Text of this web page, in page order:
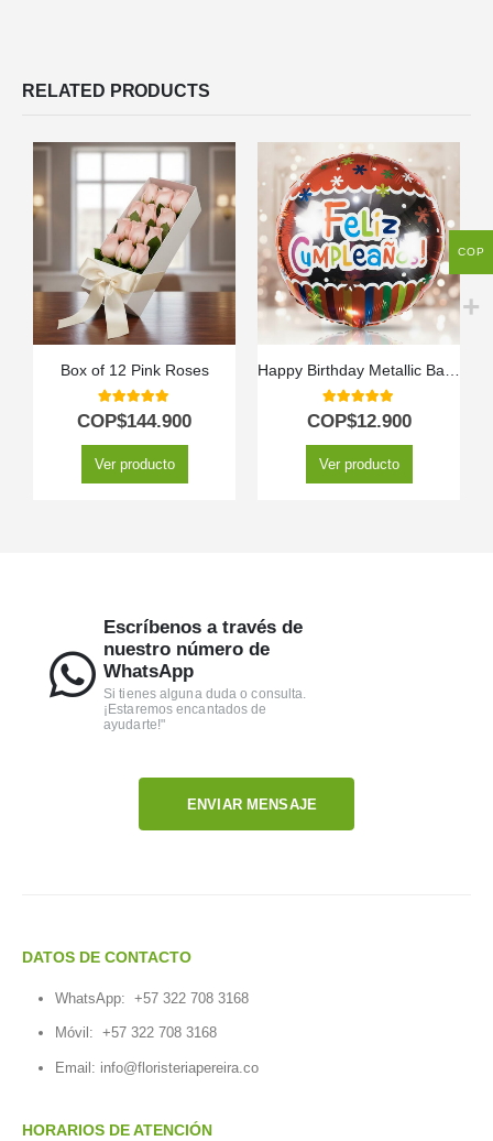
RELATED PRODUCTS
Box of 12 Pink Roses
5.00out of 5
COP$144.900
Ver producto
Happy Birthday Metallic Balloon
5.00out of 5
COP$12.900
Ver producto
Escríbenos a través de
nuestro número de
WhatsApp
Si tienes alguna duda o consulta.
¡Estaremos encantados de
ayudarte!"
ENVIAR MENSAJE
DATOS DE CONTACTO
WhatsApp: +57 322 708 3168
Móvil: +57 322 708 3168
Email: info@floristeriapereira.co
HORARIOS DE ATENCIÓN
COP